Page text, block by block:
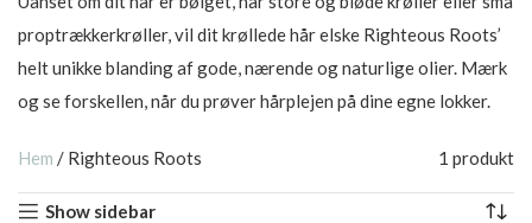
proptrækkerkrøller, vil dit krøllede hår elske Righteous Roots’
helt unikke blanding af gode, nærende og naturlige olier. Mærk
og se forskellen, når du prøver hårplejen på dine egne lokker.
Hem / Righteous Roots 1 produkt
Show sidebar